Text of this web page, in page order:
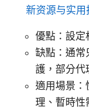
新资源与实用
優點：設定
缺點：通常
護，部分代
適用場景：
理、暫時性